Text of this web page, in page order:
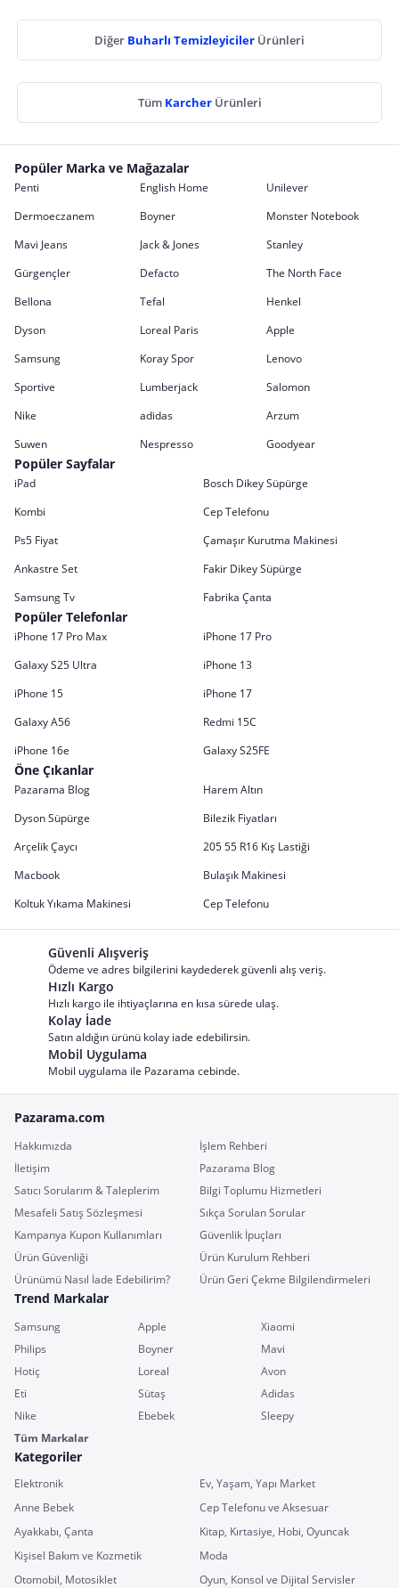
Diğer Buharlı Temizleyiciler Ürünleri
Tüm Karcher Ürünleri
Popüler Marka ve Mağazalar
Penti English Home
Unilever
Dermoeczanem
Boyner
Monster Notebook
Mavi Jeans
Jack & Jones
Stanley
Gürgençler
Defacto
The North Face
Bellona
Tefal
Henkel
Dyson
Loreal Paris
Apple
Samsung
Koray Spor
Lenovo
Sportive
Lumberjack
Salomon
Nike
adidas
Arzum
Suwen
Nespresso Goodyear
Popüler Sayfalar
iPad
Bosch Dikey Süpürge
Kombi
Cep Telefonu
Ps5 Fiyat
Çamaşır Kurutma Makinesi
Ankastre Set
Fakir Dikey Süpürge
Samsung Tv
Fabrika Çanta
Popüler Telefonlar
iPhone 17 Pro Max
iPhone 17 Pro
Galaxy S25 Ultra
iPhone 13
iPhone 15
iPhone 17
Galaxy A56
Redmi 15C
iPhone 16e
Galaxy S25FE
Öne Çıkanlar
Pazarama Blog
Harem Altın
Dyson Süpürge
Bilezik Fiyatları
Arçelik Çaycı
205 55 R16 Kış Lastiği
Macbook
Bulaşık Makinesi
Koltuk Yıkama Makinesi
Cep Telefonu
Güvenli Alışveriş
Ödeme ve adres bilgilerini kaydederek güvenli alış veriş.
Hızlı Kargo
Hızlı kargo ile ihtiyaçlarına en kısa sürede ulaş.
Kolay İade
Satın aldığın ürünü kolay iade edebilirsin.
Mobil Uygulama
Mobil uygulama ile Pazarama cebinde.
Pazarama.com
Hakkımızda
İşlem Rehberi
İletişim
Pazarama Blog
Satıcı Sorularım & Taleplerim
Bilgi Toplumu Hizmetleri
Mesafeli Satış Sözleşmesi
Sıkça Sorulan Sorular
Kampanya Kupon Kullanımları
Güvenlik İpuçları
Ürün Güvenliği
Ürün Kurulum Rehberi
Ürünümü Nasıl İade Edebilirim?
Ürün Geri Çekme Bilgilendirmeleri
Trend Markalar
Samsung Apple
Xiaomi
Philips
Boyner
Mavi
Hotiç
Loreal
Avon
Eti
Sütaş
Adidas
Nike
Ebebek
Sleepy
Tüm Markalar
Kategoriler
Elektronik
Ev, Yaşam, Yapı Market
Anne Bebek
Cep Telefonu ve Aksesuar
Ayakkabı, Çanta
Kitap, Kırtasiye, Hobi, Oyuncak
Kişisel Bakım ve Kozmetik
Moda
Otomobil, Motosiklet
Oyun, Konsol ve Dijital Servisler